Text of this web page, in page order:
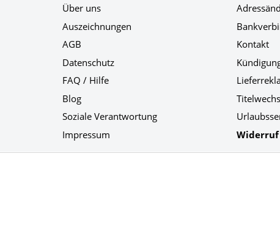
Über uns
Auszeichnungen
AGB
Datenschutz
FAQ / Hilfe
Blog
Soziale Verantwortung
Impressum
Kontakt
Widerruf